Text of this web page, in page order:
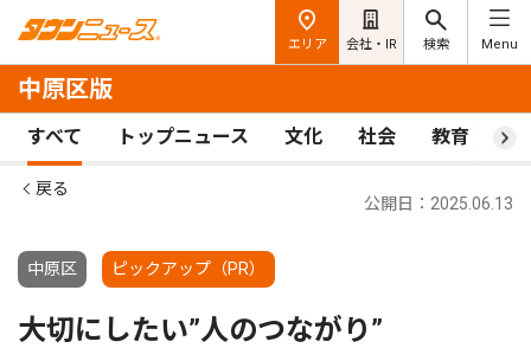
エリア 会社・IR 検索 Menu
中原区版
すべて トップニュース 文化 社会 教育 ス
戻る
中原区 ピックアップ（PR）
公開日：2025.06.13
大切にしたい”人のつながり”